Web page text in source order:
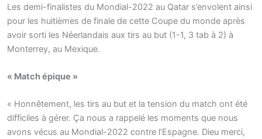
Les demi-finalistes du Mondial-2022 au Qatar s’envolent ainsi
pour les huitièmes de finale de cette Coupe du monde après
avoir sorti les Néerlandais aux tirs au but (1-1, 3 tab à 2) à
Monterrey, au Mexique.
« Match épique »
« Honnêtement, les tirs au but et la tension du match ont été
difficiles à gérer. Ça nous a rappelé les moments que nous
avons vécus au Mondial-2022 contre l’Espagne. Dieu merci,